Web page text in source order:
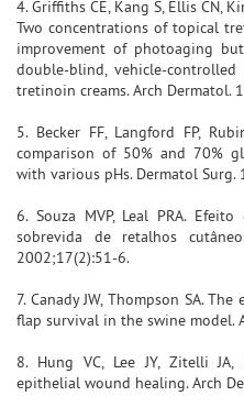
4. Griffiths CE, Kang S, Ellis CN,
Two concentrations of topical
improvement of photoaging
double-blind, vehicle-
tretinoin creams. Arch Dermatol.
5. Becker FF, Langford FP,
comparison of 50% and 70%
with various pHs. Dermatol Surg.
6. Souza MVP, Leal PRA.
sobrevida de retalhos
2002;17(2):51-6.
7. Canady JW, Thompson SA.
flap survival in the swine model.
8. Hung VC, Lee JY, Zitelli
epithelial wound healing. Arch